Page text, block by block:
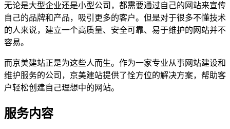
无论是大型企业还是小型公司，都需要通过自己的网站来宣传
自己的品牌和产品，吸引更多的客户。但是对于很多不懂技术
的人来说，建立一个高质量、安全可靠、易于维护的网站并不
容易。
而京美建站正是为这些人而生。作为一家专业从事网站建设和
维护服务的公司，京美建站提供了恮方位的解决方案，帮助客
户轻松创建自己理想中的网站。
服务内容